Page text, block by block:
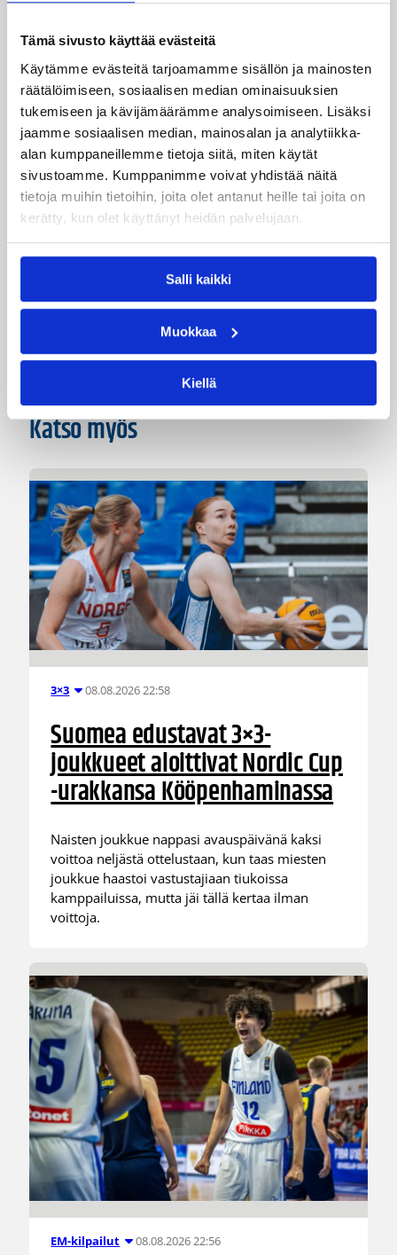
Tämä sivusto käyttää evästeitä
Käytämme evästeitä tarjoamamme sisällön ja mainosten
räätälöimiseen, sosiaalisen median ominaisuuksien
tukemiseen ja kävijämäärämme analysoimiseen. Lisäksi
jaamme sosiaalisen median, mainosalan ja analytiikka-
alan kumppaneillemme tietoja siitä, miten käytät
sivustoamme. Kumppanimme voivat yhdistää näitä
tietoja muihin tietoihin, joita olet antanut heille tai joita on
kerätty, kun olet käyttänyt heidän palvelujaan.
Salli kaikki
Muokkaa
Kiellä
Kategoriat
EM-karsinnat
EM-kilpailut
Kv. liiton tiedote
Maajoukkue
MU16
MU18
MU20
Nuorten EM-kilpailut
Pelaajat
Valmentajat
Katso myös
3×3 08.08.2026 22:58
Suomea edustavat 3×3-
joukkueet aloittivat Nordic Cup
-urakkansa Kööpenhaminassa
Naisten joukkue nappasi avauspäivänä kaksi
voittoa neljästä ottelustaan, kun taas miesten
joukkue haastoi vastustajiaan tiukoissa
kamppailuissa, mutta jäi tällä kertaa ilman
voittoja.
EM-kilpailut 08.08.2026 22:56